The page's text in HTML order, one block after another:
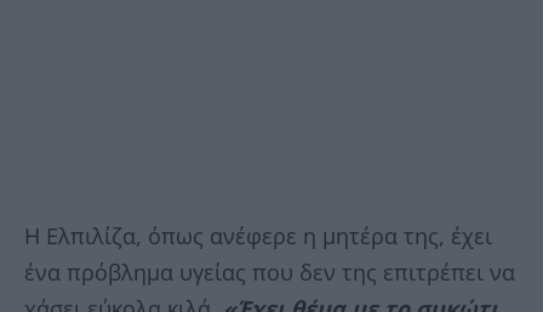
Η Ελπιλίζα, όπως ανέφερε η μητέρα της, έχει
ένα πρόβλημα υγείας που δεν της επιτρέπει να